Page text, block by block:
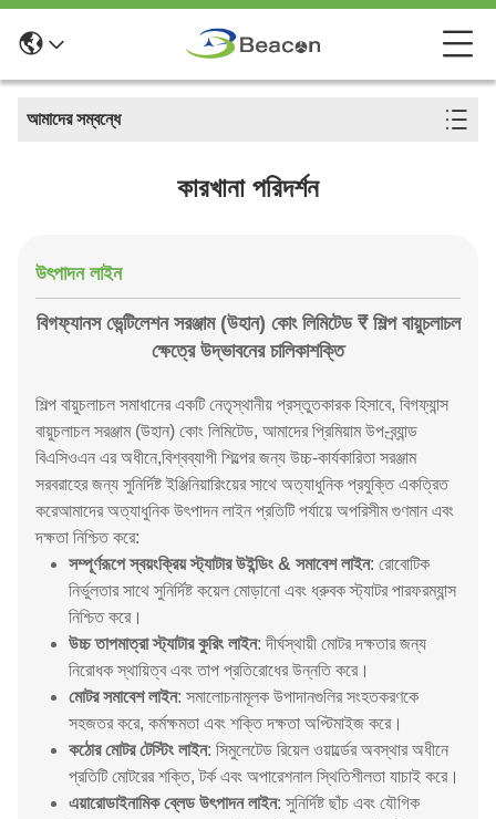
আমাদের সম্বন্ধে
কারখানা পরিদর্শন
উৎপাদন লাইন
বিগফ্যানস ভেন্টিলেশন সরঞ্জাম (উহান) কোং লিমিটেড ₹ শিল্প বায়ুচলাচল
ক্ষেত্রে উদ্ভাবনের চালিকাশক্তি
শিল্প বায়ুচলাচল সমাধানের একটি নেতৃস্থানীয় প্রস্তুতকারক হিসাবে, বিগফ্যান্স
বায়ুচলাচল সরঞ্জাম (উহান) কোং লিমিটেড, আমাদের প্রিমিয়াম উপ-ব্র্যান্ড
বিএসিওএন এর অধীনে,বিশ্বব্যাপী শিল্পের জন্য উচ্চ-কার্যকারিতা সরঞ্জাম
সরবরাহের জন্য সুনির্দিষ্ট ইঞ্জিনিয়ারিংয়ের সাথে অত্যাধুনিক প্রযুক্তি একত্রিত
করেআমাদের অত্যাধুনিক উৎপাদন লাইন প্রতিটি পর্যায়ে অপরিসীম গুণমান এবং
দক্ষতা নিশ্চিত করে:
সম্পূর্ণরূপে স্বয়ংক্রিয় স্ট্যাটার উইন্ডিং & সমাবেশ লাইন: রোবোটিক
নির্ভুলতার সাথে সুনির্দিষ্ট কয়েল মোড়ানো এবং ধ্রুবক স্ট্যাটর পারফরম্যান্স
নিশ্চিত করে।
উচ্চ তাপমাত্রা স্ট্যাটার কুরিং লাইন: দীর্ঘস্থায়ী মোটর দক্ষতার জন্য
নিরোধক স্থায়িত্ব এবং তাপ প্রতিরোধের উন্নতি করে।
মোটর সমাবেশ লাইন: সমালোচনামূলক উপাদানগুলির সংহতকরণকে
সহজতর করে, কর্মক্ষমতা এবং শক্তি দক্ষতা অপ্টিমাইজ করে।
কঠোর মোটর টেস্টিং লাইন: সিমুলেটেড রিয়েল ওয়ার্ল্ডের অবস্থার অধীনে
প্রতিটি মোটরের শক্তি, টর্ক এবং অপারেশনাল স্থিতিশীলতা যাচাই করে।
এয়ারোডাইনামিক ব্লেড উৎপাদন লাইন: সুনির্দিষ্ট ছাঁচ এবং যৌগিক